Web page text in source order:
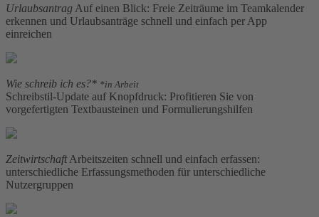
Urlaubsantrag Auf einen Blick: Freie Zeiträume im Teamkalender
erkennen und Urlaubsanträge schnell und einfach per App
einreichen
Wie schreib ich es?* *in Arbeit
Schreibstil-Update auf Knopfdruck: Profitieren Sie von
vorgefertigten Textbausteinen und Formulierungshilfen
ZeitwirtschaftArbeitszeiten schnell und einfach erfassen:
unterschiedliche Erfassungsmethoden für unterschiedliche
Nutzergruppen